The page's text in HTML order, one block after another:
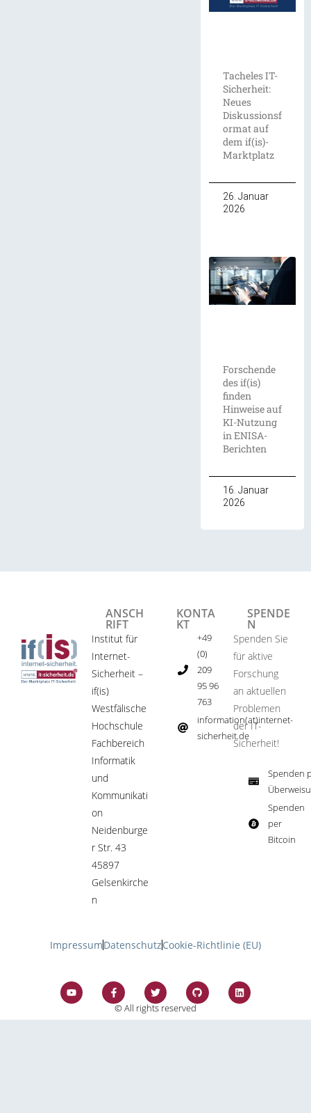
Tacheles IT-
Sicherheit:
Neues
Diskussionsf
ormat auf
dem if(is)-
Marktplatz
26. Januar
2026
Forschende
des if(is)
finden
Hinweise auf
KI-Nutzung
in ENISA-
Berichten
16. Januar
2026
ANSCH
RIFT
Institut für
Internet-
Sicherheit –
if(is)
Westfälische
Hochschule
Fachbereich
Informatik
und
Kommunikati
on
Neidenburge
r Str. 43
45897
Gelsenkirche
n
KONTA
KT
+49
(0)
209
95 96
763
information(at)internet-
sicherheit.de ​
SPENDE
N
Spenden Sie
für aktive
Forschung
an aktuellen
Problemen
der IT-
Sicherheit!​
Spenden
Spenden
per
Bitcoin​
ImpressumDatenschutzCookie-Richtlinie (EU)
© All rights reserved